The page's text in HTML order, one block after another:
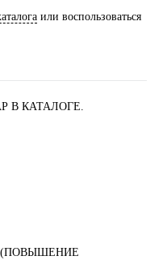
или воспользоваться
В КАТАЛОГЕ.